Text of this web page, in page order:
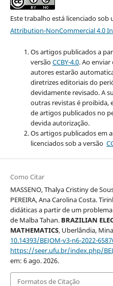
Este trabalho está licenciado sob
Attribution-NonCommercial 4.0
Os artigos publicados a
versãoCCBY-4.0. Ao
autores estarão
diretrizes editoriais do
devidamente revisado. A
outras revistas é proibida,
de artigos publicados no
devida autorização.
Os artigos publicados em
licenciados sob a versão
Como Citar
MASSENO, Thalya Cristiny de
PEREIRA, Ana Carolina Costa.
didáticas a partir de um
de Malba Tahan. BRAZILIAN
MATHEMATICS, Uberlândia,
10.14393/BEJOM-v3-n6-2022-
https://seer.ufu.br/index.php/
em: 6 ago. 2026.
Formatos de Citação